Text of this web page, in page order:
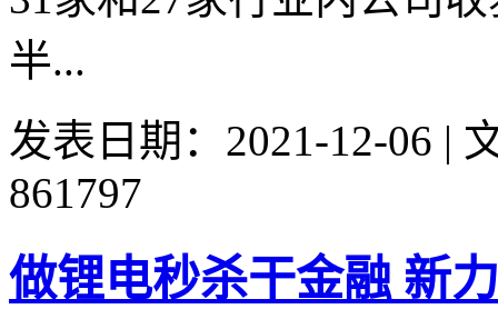
半...
发表日期：2021-12-06 |
861797
做锂电秒杀干金融 新